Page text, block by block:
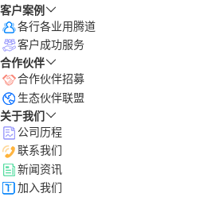
客户案例
各行各业用腾道
客户成功服务
合作伙伴
合作伙伴招募
生态伙伴联盟
关于我们
公司历程
联系我们
新闻资讯
加入我们